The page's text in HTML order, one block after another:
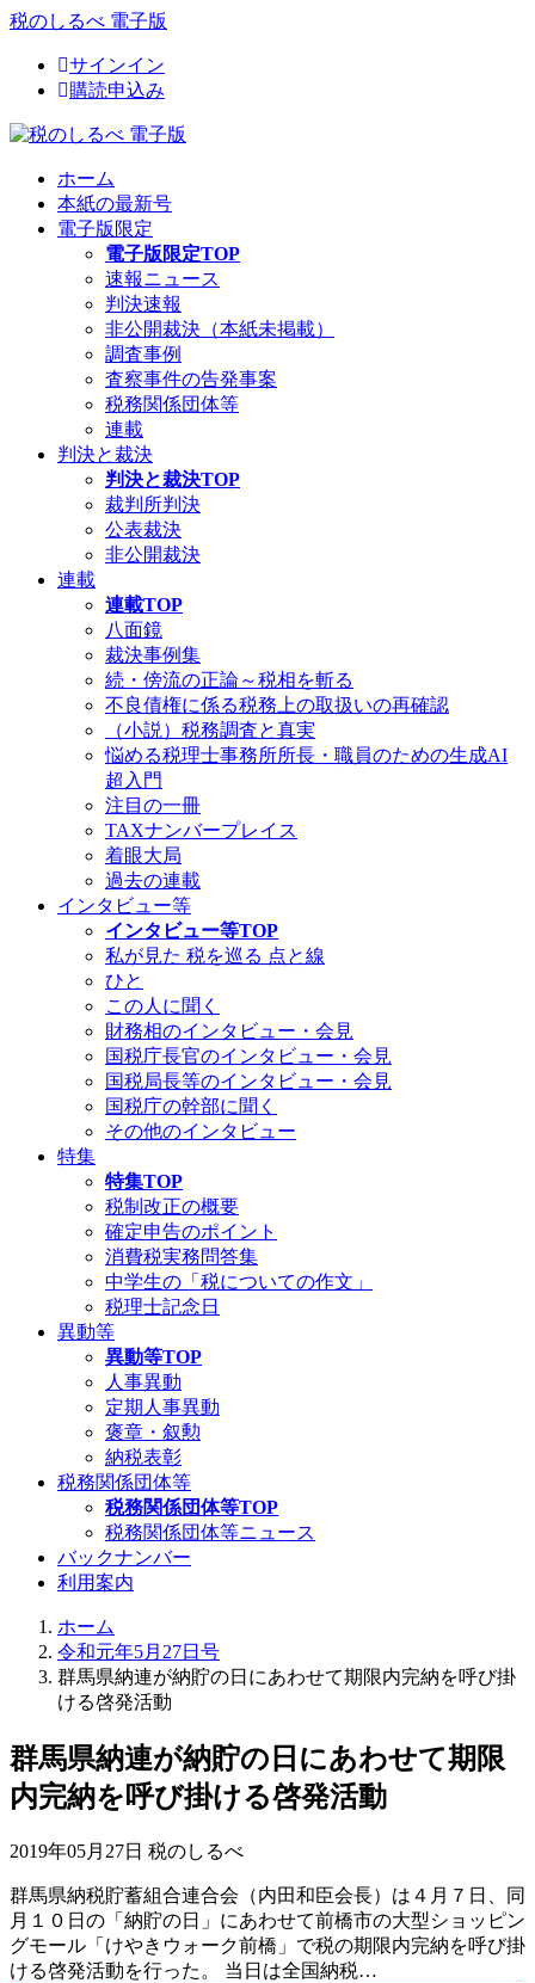
税のしるべ 電子版
サインイン
購読申込み
ホーム
本紙の最新号
電子版限定
電子版限定TOP
速報ニュース
判決速報
非公開裁決（本紙未掲載）
調査事例
査察事件の告発事案
税務関係団体等
連載
判決と裁決
判決と裁決TOP
裁判所判決
公表裁決
非公開裁決
連載
連載TOP
八面鏡
裁決事例集
続・傍流の正論～税相を斬る
不良債権に係る税務上の取扱いの再確認
（小説）税務調査と真実
悩める税理士事務所所長・職員のための生成AI
超入門
注目の一冊
TAXナンバープレイス
着眼大局
過去の連載
インタビュー等
インタビュー等TOP
私が見た 税を巡る 点と線
ひと
この人に聞く
財務相のインタビュー・会見
国税庁長官のインタビュー・会見
国税局長等のインタビュー・会見
国税庁の幹部に聞く
その他のインタビュー
特集
特集TOP
税制改正の概要
確定申告のポイント
消費税実務問答集
中学生の「税についての作文」
税理士記念日
異動等
異動等TOP
人事異動
定期人事異動
褒章・叙勲
納税表彰
税務関係団体等
税務関係団体等TOP
税務関係団体等ニュース
バックナンバー
利用案内
ホーム
令和元年5月27日号
群馬県納連が納貯の日にあわせて期限内完納を呼び掛
ける啓発活動
群馬県納連が納貯の日にあわせて期限
内完納を呼び掛ける啓発活動
2019年05月27日 税のしるべ
群馬県納税貯蓄組合連合会（内田和臣会長）は４月７日、同
月１０日の「納貯の日」にあわせて前橋市の大型ショッピン
グモール「けやきウォーク前橋」で税の期限内完納を呼び掛
ける啓発活動を行った。 当日は全国納税…